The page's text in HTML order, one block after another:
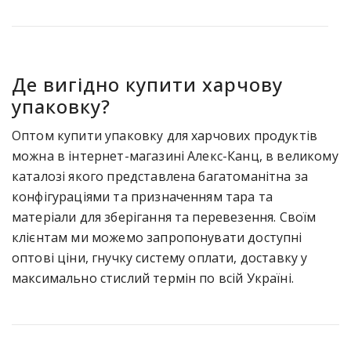
Де вигідно купити харчову
упаковку?
Оптом купити упаковку для харчових продуктів
можна в інтернет-магазині Алекс-Канц, в великому
каталозі якого представлена багатоманітна за
конфігураціями та призначенням тара та
матеріали для зберігання та перевезення. Своїм
клієнтам ми можемо запропонувати доступні
оптові ціни, гнучку систему оплати, доставку у
максимально стислий термін по всій Україні.